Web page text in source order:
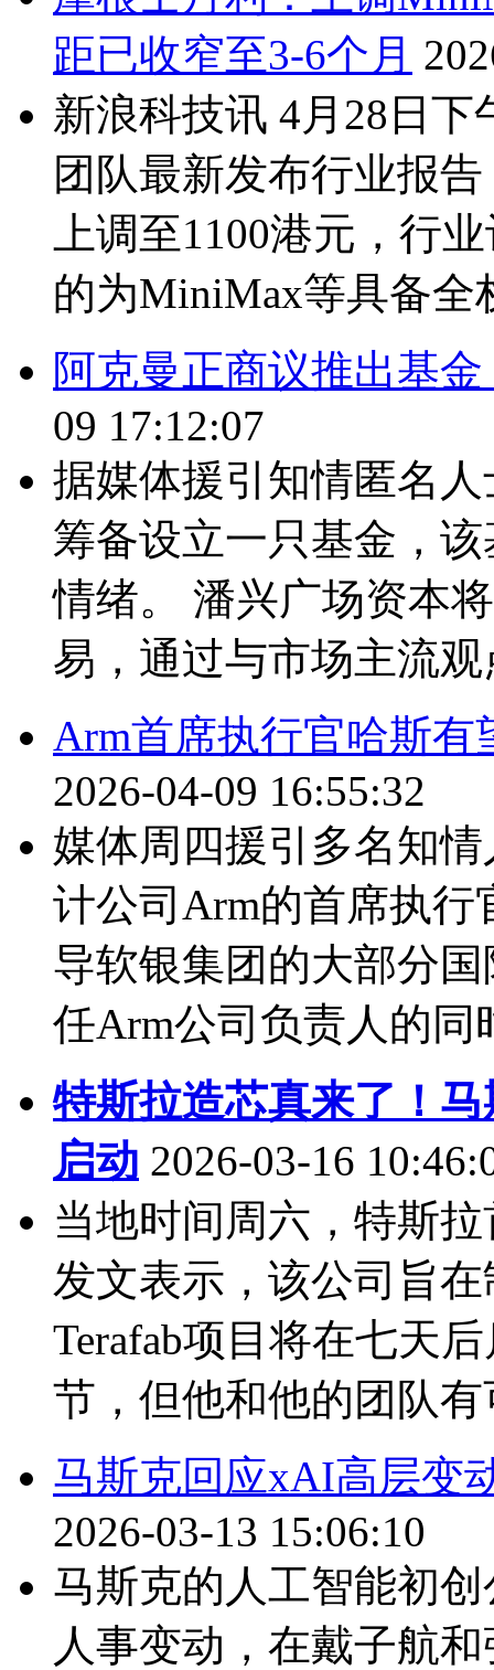
距已收窄至3-6个月
新浪科技讯 4月28日
团队最新发布行业报
上调至1100港元，行
的为MiniMax等具备全
阿克曼正商议推出基
09 17:12:07
据媒体援引知情匿名
筹备设立一只基金，
情绪。 潘兴广场资本
易，通过与市场主流观
Arm首席执行官哈斯
2026-04-09 16:55:32
媒体周四援引多名知
计公司Arm的首席执行
导软银集团的大部分
任Arm公司负责人的同
特斯拉造芯真来了！
启动 2026-03-16
当地时间周六，特斯
发文表示，该公司旨
Terafab项目将在七天
节，但他和他的团队
马斯克回应xAI高层变
2026-03-13 15:06:10
马斯克的人工智能初
人事变动，在戴子航